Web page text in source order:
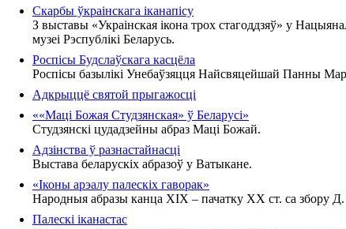
Скарбы ўкраінскага іканапісу
З выставы «Украінская ікона трох стагоддзяў» у
музеі Рэспублікі Беларусь.
Роспісы Будслаўскага касцёла
Роспісы базылікі Унебаўзяцця Найсвяцейшай Панны
Адкрыццё святой прыгажосці
««Маці Божая Студзянская» ў Беларусі»
Студзянскі цудадзейны абраз Маці Божай.
Адзінства ў разнастайнасці
Выстава беларускіх абразоў у Ватыкане.
«Іконы арэалу палескіх гаворак»
Народныя абразы канца XIX – пачатку XX ст. са збору Д.
Палескі іканастас